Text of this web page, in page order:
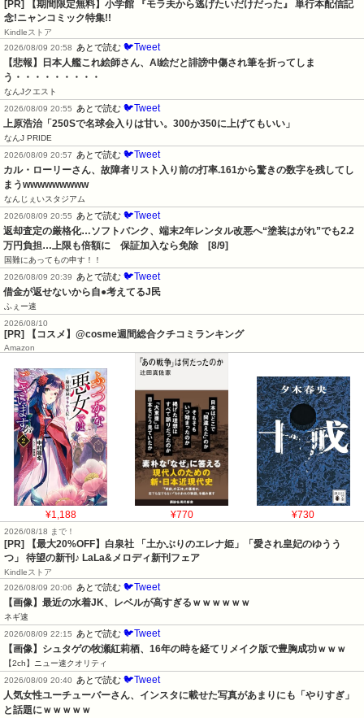
[PR] 【期間限定無料】小学館 『モラ夫から逃げたいだけだった』 単行本配信記
念!ニャンコミック特集!!
Kindleストア
2026/08/09 20:58
あとで読む 🐦Tweet
【悲報】日本人艦これ絵師さん、AI絵だと誹謗中傷され筆を折ってしま
う・・・・・・・・・
なんJクエスト
2026/08/09 20:55
あとで読む 🐦Tweet
上原浩治「250Sで名球会入りは甘い。300か350に上げてもいい」
なんJ PRIDE
2026/08/09 20:57
あとで読む 🐦Tweet
カル・ローリーさん、故障者リスト入り前の打率.161から驚きの数字を残してし
まうwwwwwwwww
なんじぇいスタジアム
2026/08/09 20:55
あとで読む 🐦Tweet
返却査定の厳格化…ソフトバンク、端末2年レンタル改悪へ“塗装はがれ”でも2.2
万円負担…上限も倍額に　保証加入なら免除　[8/9]
国難にあってもの申す！！
2026/08/09 20:39
あとで読む 🐦Tweet
借金が返せないから自●考えてるJ民
ふぇー速
2026/08/10
[PR] 【コスメ】@cosme週間総合クチコミランキング
Amazon
¥1,188 ¥770 ¥730
2026/08/18 まで！
[PR] 【最大20%OFF】白泉社 「土かぶりのエレナ姫」「愛され皇妃のゆうう
つ」 待望の新刊♪ LaLa&メロディ新刊フェア
Kindleストア
2026/08/09 20:06
あとで読む 🐦Tweet
【画像】最近の水着JK、レベルが高すぎるｗｗｗｗｗｗ
ネギ速
2026/08/09 22:15
あとで読む 🐦Tweet
【画像】シュタゲの牧瀬紅莉栖、16年の時を経てリメイク版で豊胸成功ｗｗｗ
【2ch】ニュー速クオリティ
2026/08/09 20:40
あとで読む 🐦Tweet
人気女性ユーチューバーさん、インスタに載せた写真があまりにも「やりすぎ」
と話題にｗｗｗｗｗ